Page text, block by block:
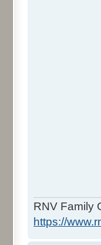
RNV Family
https://